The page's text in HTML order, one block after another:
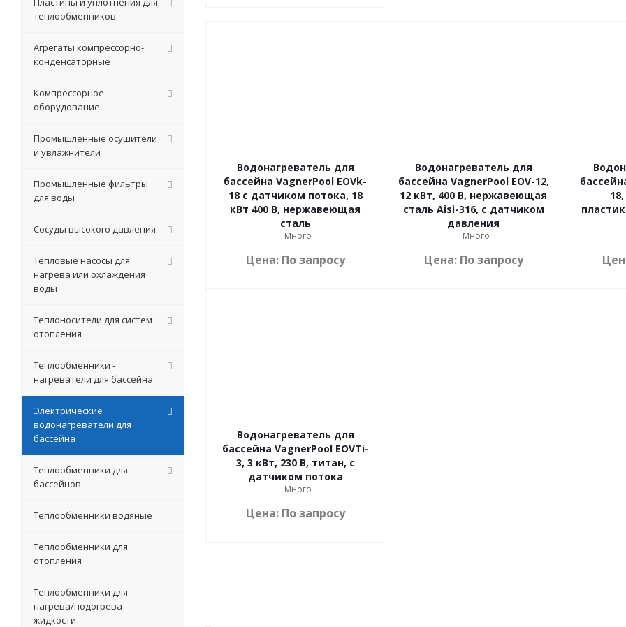
Водонагреватель для
бассейна VagnerPool EOVk-
18 с датчиком потока, 18
кВт 400 В, нержавеющая
сталь
Много
Цена: По запросу
Водонагреватель для
бассейна VagnerPool EOV-12,
12 кВт, 400 В, нержавеющая
сталь Aisi-316, с датчиком
давления
Много
Цена: По запросу
Водонагреватель для
бассейна VagnerPool EOVTi-
3, 3 кВт, 230 В, титан, с
датчиком потока
Много
Цена: По запросу
теплообменников
Агрегаты компрессорно-
конденсаторные
Компрессорное
оборудование
Промышленные осушители
и увлажнители
Промышленные фильтры
для воды
Сосуды высокого давления
Тепловые насосы для
нагрева или охлаждения
воды
Теплоносители для систем
отопления
Теплообменники -
нагреватели для бассейна
Электрические
водонагреватели для
бассейна
Теплообменники для
бассейнов
Теплообменники водяные
Теплообменники для
отопления
Теплообменники для
нагрева/подогрева
жидкости